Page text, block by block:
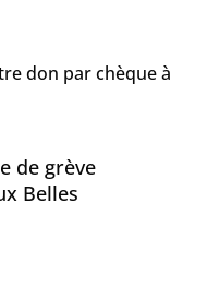
don par chèque à
de grève
Belles